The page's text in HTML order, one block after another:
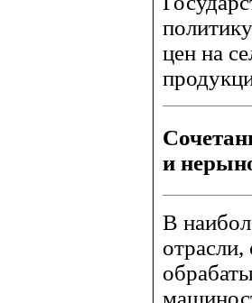
цен на
и
В